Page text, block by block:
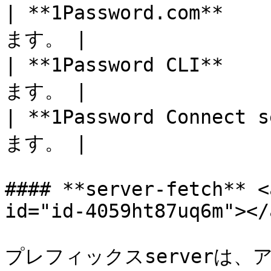
| **1Password.com**
ます。 |
| **1Password CLI**
ます。 |
| **1Password Connect
ます。 |
#### **server-fetch**
id="id-4059ht87uq6m"></
プレフィックスserverは、